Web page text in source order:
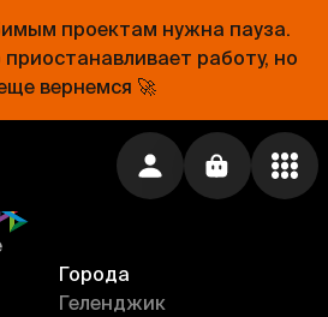
проектам нужна пауза.
работу, но
вернемся 🚀
приложение →
Города
Геленджик